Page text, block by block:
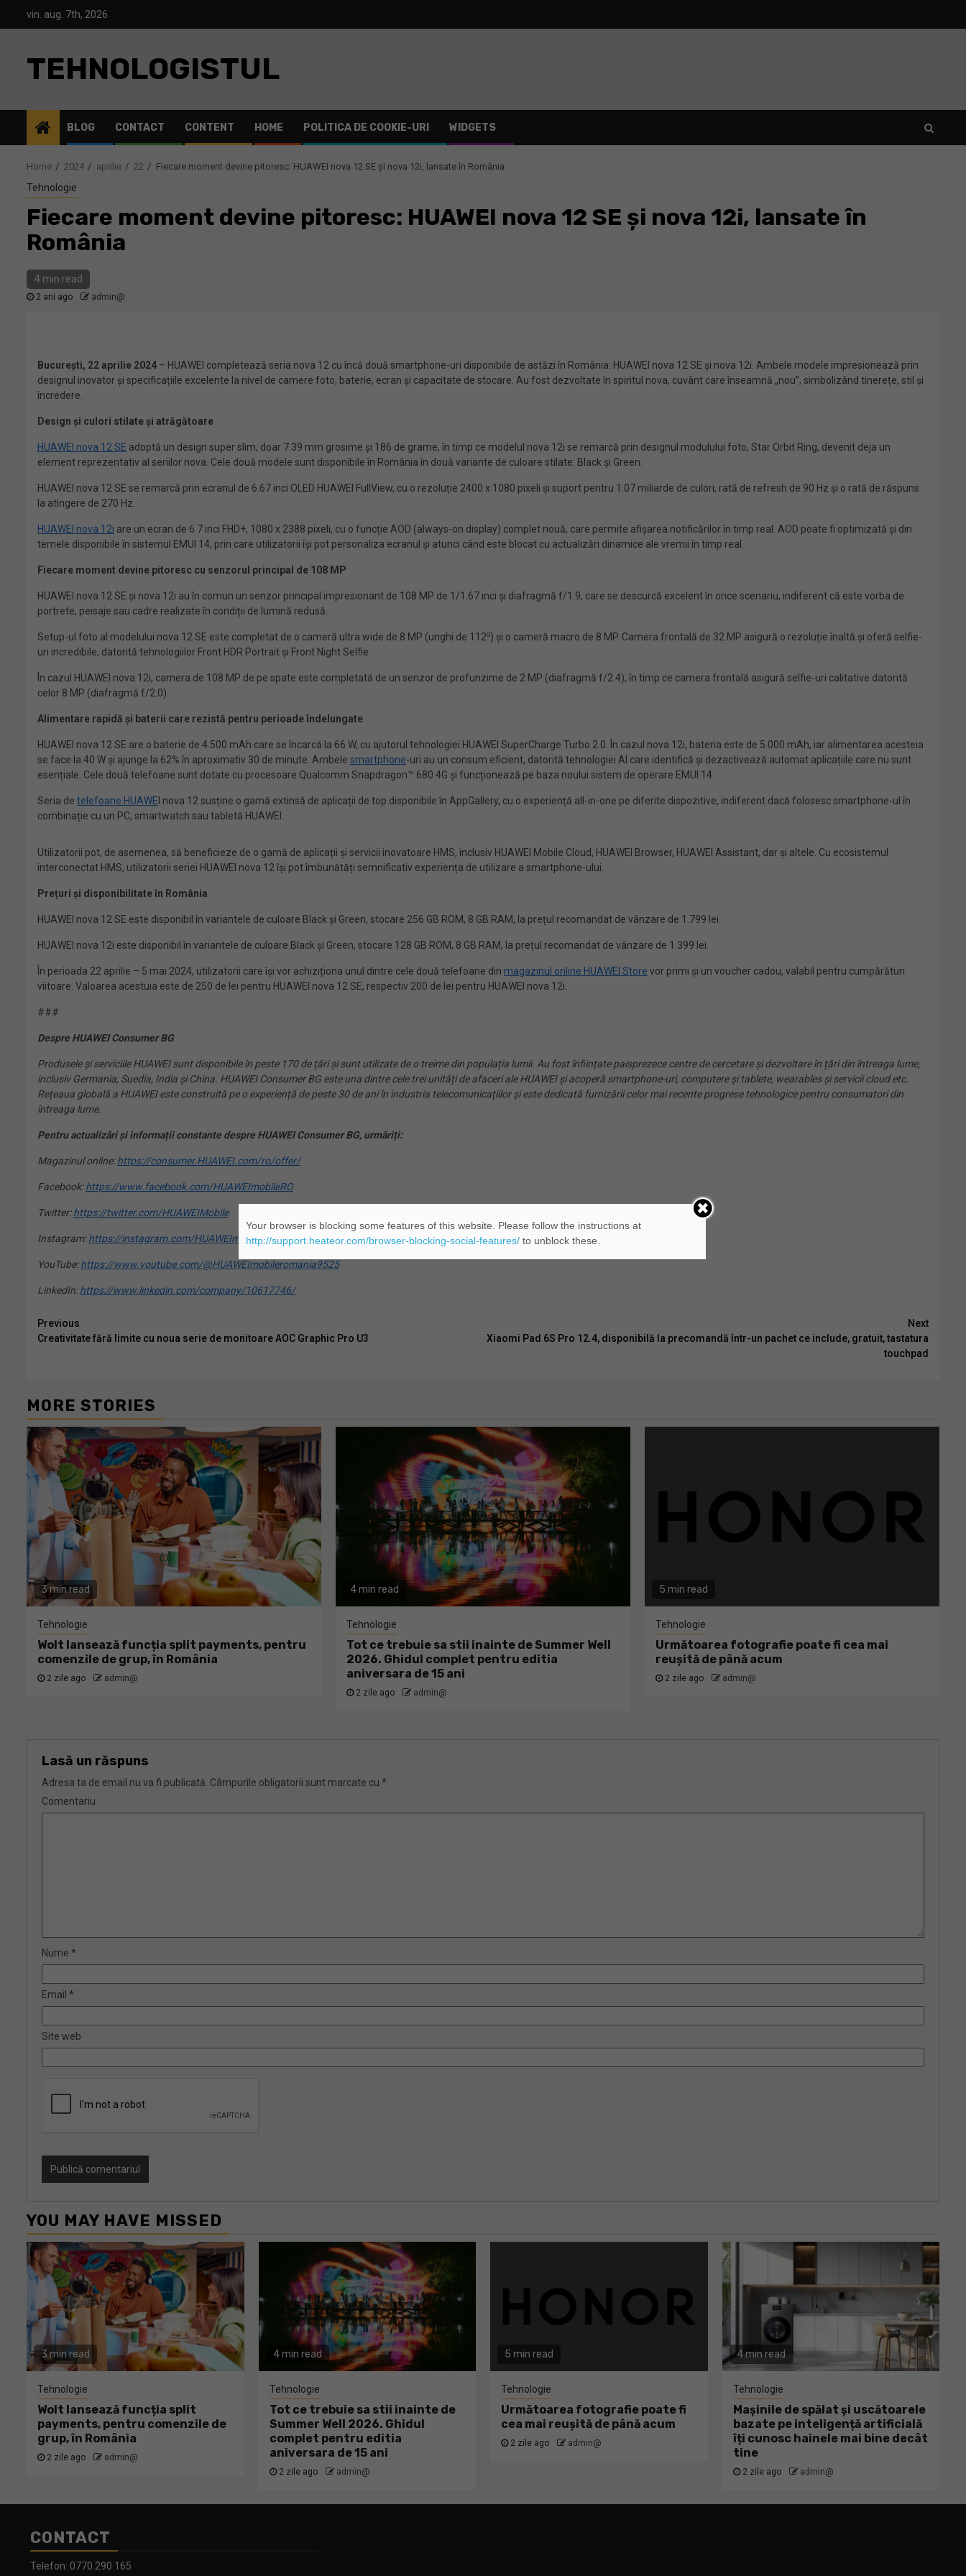
vin. aug. 7th, 2026
TEHNOLOGISTUL
BLOG CONTACT CONTENT HOME POLITICA DE COOKIE-URI WIDGETS
Home 2024 aprilie 22 Fiecare moment devine pitoresc: HUAWEI nova 12 SE și nova 12i, lansate în România
Tehnologie
Fiecare moment devine pitoresc: HUAWEI nova 12 SE și nova 12i, lansate în
România
4 min read
2 ani ago admin@
București, 22 aprilie 2024 – HUAWEI completează seria nova 12 cu încă două smartphone-uri disponibile de astăzi în România: HUAWEI nova 12 SE și nova 12i. Ambele modele impresionează prin
designul inovator și specificațiile excelente la nivel de camere foto, baterie, ecran și capacitate de stocare. Au fost dezvoltate în spiritul nova, cuvânt care înseamnă „nou”, simbolizând tinerețe, stil și
încredere.
Design și culori stilate și atrăgătoare
HUAWEI nova 12 SE adoptă un design super slim, doar 7.39 mm grosime și 186 de grame, în timp ce modelul nova 12i se remarcă prin designul modulului foto, Star Orbit Ring, devenit deja un
element reprezentativ al seriilor nova. Cele două modele sunt disponibile în România în două variante de culoare stilate: Black și Green.
HUAWEI nova 12 SE se remarcă prin ecranul de 6.67 inci OLED HUAWEI FullView, cu o rezoluție 2400 x 1080 pixeli și suport pentru 1.07 miliarde de culori, rată de refresh de 90 Hz și o rată de răspuns
la atingere de 270 Hz.
HUAWEI nova 12i are un ecran de 6.7 inci FHD+, 1080 x 2388 pixeli, cu o funcție AOD (always-on display) complet nouă, care permite afișarea notificărilor în timp real. AOD poate fi optimizată și din
temele disponibile în sistemul EMUI 14, prin care utilizatorii își pot personaliza ecranul și atunci când este blocat cu actualizări dinamice ale vremii în timp real.
Fiecare moment devine pitoresc cu senzorul principal de 108 MP
HUAWEI nova 12 SE și nova 12i au în comun un senzor principal impresionant de 108 MP de 1/1.67 inci și diafragmă f/1.9, care se descurcă excelent în orice scenariu, indiferent că este vorba de
portrete, peisaje sau cadre realizate în condiții de lumină redusă.
Setup-ul foto al modelului nova 12 SE este completat de o cameră ultra wide de 8 MP (unghi de 112o) și o cameră macro de 8 MP. Camera frontală de 32 MP asigură o rezoluție înaltă și oferă selfie-
uri incredibile, datorită tehnologiilor Front HDR Portrait și Front Night Selfie.
În cazul HUAWEI nova 12i, camera de 108 MP de pe spate este completată de un senzor de profunzime de 2 MP (diafragmă f/2.4), în timp ce camera frontală asigură selfie-uri calitative datorită
celor 8 MP (diafragmă f/2.0).
Alimentare rapidă și baterii care rezistă pentru perioade îndelungate
HUAWEI nova 12 SE are o baterie de 4.500 mAh care se încarcă la 66 W, cu ajutorul tehnologiei HUAWEI SuperCharge Turbo 2.0. În cazul nova 12i, bateria este de 5.000 mAh, iar alimentarea acesteia
se face la 40 W și ajunge la 62% în aproximativ 30 de minute. Ambele smartphone-uri au un consum eficient, datorită tehnologiei AI care identifică și dezactivează automat aplicațiile care nu sunt
esențiale. Cele două telefoane sunt dotate cu procesoare Qualcomm Snapdragon™ 680 4G și funcționează pe baza noului sistem de operare EMUI 14.
Seria de telefoane HUAWE I nova 12 susține o gamă extinsă de aplicații de top disponibile în AppGallery, cu o experiență all-in-one pe diferite dispozitive, indiferent dacă folosesc smartphone-ul în
combinație cu un PC, smartwatch sau tabletă HUAWEI.
Utilizatorii pot, de asemenea, să beneficieze de o gamă de aplicații și servicii inovatoare HMS, inclusiv HUAWEI Mobile Cloud, HUAWEI Browser, HUAWEI Assistant, dar și altele. Cu ecosistemul
interconectat HMS, utilizatorii seriei HUAWEI nova 12 își pot îmbunătăți semnificativ experiența de utilizare a smartphone-ului.
Prețuri și disponibilitate în România
HUAWEI nova 12 SE este disponibil în variantele de culoare Black și Green, stocare 256 GB ROM, 8 GB RAM, la prețul recomandat de vânzare de 1.799 lei.
HUAWEI nova 12i este disponibil în variantele de culoare Black și Green, stocare 128 GB ROM, 8 GB RAM, la prețul recomandat de vânzare de 1.399 lei.
În perioada 22 aprilie – 5 mai 2024, utilizatorii care își vor achiziționa unul dintre cele două telefoane din magazinul online HUAWEI Store vor primi și un voucher cadou, valabil pentru cumpărături
viitoare. Valoarea acestuia este de 250 de lei pentru HUAWEI nova 12 SE, respectiv 200 de lei pentru HUAWEI nova 12i.
###
Despre HUAWEI Consumer BG
Produsele și serviciile HUAWEI sunt disponibile în peste 170 de țări și sunt utilizate de o treime din populația lumii. Au fost înființate paisprezece centre de cercetare și dezvoltare în țări din întreaga lume,
inclusiv Germania, Suedia, India și China. HUAWEI Consumer BG este una dintre cele trei unități de afaceri ale HUAWEI și acoperă smartphone-uri, computere și tablete, wearables și servicii cloud etc.
Rețeaua globală a HUAWEI este construită pe o experiență de peste 30 de ani în industria telecomunicațiilor și este dedicată furnizării celor mai recente progrese tehnologice pentru consumatori din
întreaga lume.
Pentru actualizări și informații constante despre HUAWEI Consumer BG, urmăriți:
Magazinul online:https://consumer.HUAWEI.com/ro/offer/
Facebook:https://www.facebook.com/HUAWEImobileRO
Twitter:https://twitter.com/HUAWEIMobile
Instagram:https://instagram.com/HUAWEImobilero
YouTube:https://www.youtube.com/@HUAWEImobileromania9525
LinkedIn:https://www.linkedin.com/company/10617746/
Continue
Reading
Previous
Creativitate fără limite cu noua serie de monitoare AOC Graphic Pro U3
Next
Xiaomi Pad 6S Pro 12.4, disponibilă la precomandă într-un pachet ce include, gratuit, tastatura
touchpad
MORE STORIES
3 min read
Tehnologie
Wolt lansează funcția split payments, pentru
comenzile de grup, în România
2 zile ago admin@
4 min read
Tehnologie
Tot ce trebuie sa stii inainte de Summer Well
2026. Ghidul complet pentru editia
aniversara de 15 ani
2 zile ago admin@
5 min read
Tehnologie
Următoarea fotografie poate fi cea mai
reușită de până acum
2 zile ago admin@
Lasă un răspuns
Adresa ta de email nu va fi publicată. Câmpurile obligatorii sunt marcate cu *
Comentariu
Nume *
Email *
Site web
YOU MAY HAVE MISSED
3 min read
Tehnologie
Wolt lansează funcția split
payments, pentru comenzile de
grup, în România
2 zile ago admin@
4 min read
Tehnologie
Tot ce trebuie sa stii inainte de
Summer Well 2026. Ghidul
complet pentru editia
aniversara de 15 ani
2 zile ago admin@
5 min read
Tehnologie
Următoarea fotografie poate fi
cea mai reușită de până acum
2 zile ago admin@
4 min read
Tehnologie
Mașinile de spălat și uscătoarele
bazate pe inteligență artificială
îți cunosc hainele mai bine decât
tine
2 zile ago admin@
CONTACT
Telefon: 0770.290.165
Your browser is blocking some features of this website. Please follow the instructions at
http://support.heateor.com/browser-blocking-social-features/to unblock these.